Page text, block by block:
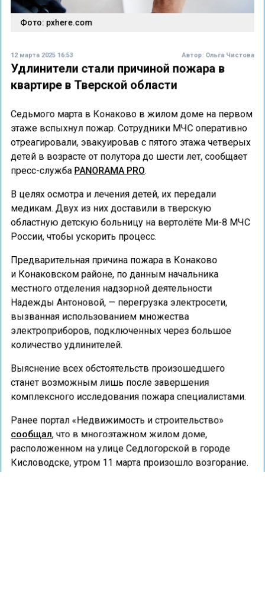
Фото: pxhere.com
12 марта 2025 16:53 Автор: Ольга Чистова
Удлинители стали причиной пожара в
квартире в Тверской области
Седьмого марта в Конаково в жилом доме на первом
этаже вспыхнул пожар. Сотрудники МЧС оперативно
отреагировали, эвакуировав с пятого этажа четверых
детей в возрасте от полутора до шести лет, сообщает
пресс-служба PANORAMA PRO.
В целях осмотра и лечения детей, их передали
медикам. Двух из них доставили в тверскую
областную детскую больницу на вертолёте Ми-8 МЧС
России, чтобы ускорить процесс.
Предварительная причина пожара в Конаково
и Конаковском районе, по данным начальника
местного отделения надзорной деятельности
Надежды Антоновой, — перегрузка электросети,
вызванная использованием множества
электроприборов, подключенных через большое
количество удлинителей.
Выяснение всех обстоятельств произошедшего
станет возможным лишь после завершения
комплексного исследования пожара специалистами.
Ранее портал «Недвижимость и строительство»
сообщал, что в многоэтажном жилом доме,
расположенном на улице Седлогорской в городе
Кисловодске, утром 11 марта произошло возгорание.